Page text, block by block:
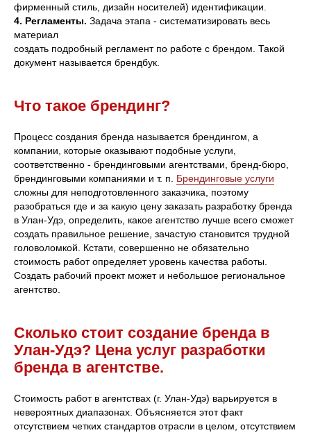
фирменный стиль, дизайн носителей) идентификации.
4. Регламенты. Задача этапа - систематизировать весь
материал
создать подробный регламент по работе с брендом. Такой
документ называется брендбук.
Что такое брендинг?
Процесс создания бренда называется брендингом, а
компании, которые оказывают подобные услуги,
соответственно - брендинговыми агентствами, бренд-бюро,
брендинговыми компаниями и т. п. Брендинговые услуги
сложны для неподготовленного заказчика, поэтому
разобраться где и за какую цену заказать разработку бренда
в Улан-Удэ, определить, какое агентство лучше всего сможет
создать правильное решение, зачастую становится трудной
головоломкой. Кстати, совершенно не обязательно
стоимость работ определяет уровень качества работы.
Создать рабочий проект может и небольшое региональное
агентство.
Сколько стоит создание бренда в
Улан-Удэ? Цена услуг разработки
бренда в агентстве.
Стоимость работ в агентствах (г. Улан-Удэ) варьируется в
невероятных диапазонах. Объясняется этот факт
отсутствием четких стандартов отрасли в целом, отсутствием